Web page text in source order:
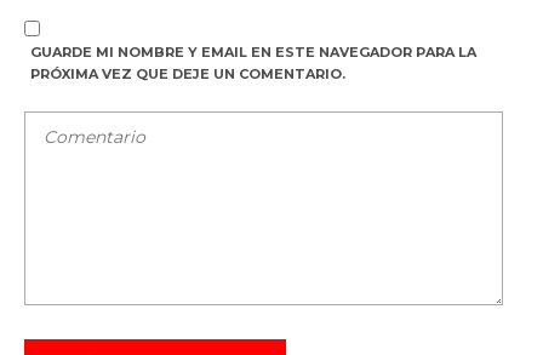
GUARDE MI NOMBRE Y EMAIL EN ESTE NAVEGADOR PARA LA
PRÓXIMA VEZ QUE DEJE UN COMENTARIO.